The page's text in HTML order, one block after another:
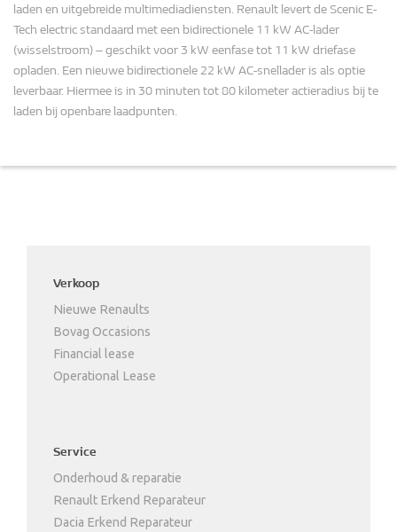
laden en uitgebreide multimediadiensten. Renault levert de Scenic E-
Tech electric standaard met een bidirectionele 11 kW AC-lader
(wisselstroom) – geschikt voor 3 kW eenfase tot 11 kW driefase
opladen. Een nieuwe bidirectionele 22 kW AC-snellader is als optie
leverbaar. Hiermee is in 30 minuten tot 80 kilometer actieradius bij te
laden bij openbare laadpunten.
Verkoop
Nieuwe Renaults
Bovag Occasions
Financial lease
Operational Lease
Service
Onderhoud & reparatie
Renault Erkend Reparateur
Dacia Erkend Reparateur